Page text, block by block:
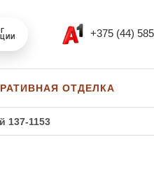
+375 (44)
ОТДЕЛКА
137-1153